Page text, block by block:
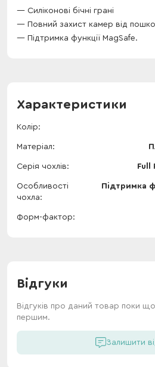
Силіконові бічні грані
Повний захист камер від
Підтримка функції MagSafe.
Характеристики
Колір
Матеріал
Серія чохлів Full
Особливості
чохла
Підтримка
Форм-фактор
Відгуки
Відгуків про даний товар поки
першим.
Залишити